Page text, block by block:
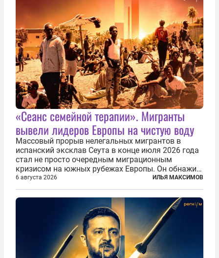
«Сеанс семейной терапии». Мигранты
вывели лидеров Европы на чистую воду
Массовый прорыв нелегальных мигрантов в
испанский эксклав Сеута в конце июля 2026 года
стал не просто очередным миграционным
кризисом на южных рубежах Европы. Он обнажил
фундаментальный раскол внутри Евросоюза,
продемонстрировав, что десятилетиями
выстраивавшаяся миграционная политика ЕС
6 августа 2026 ИЛЬЯ МАКСИМОВ